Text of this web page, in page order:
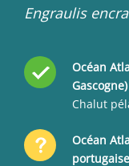
Engraulis
Océan
Gascogne)
Chalut
Océan